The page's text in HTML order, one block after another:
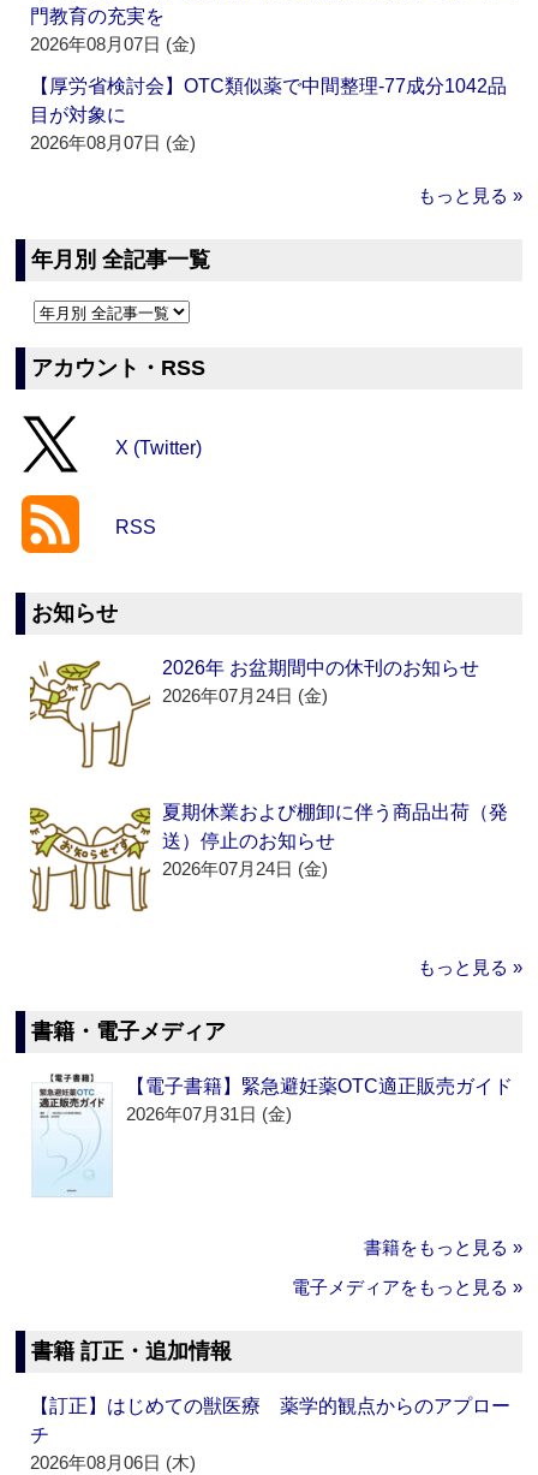
門教育の充実を
2026年08月07日 (金)
【厚労省検討会】OTC類似薬で中間整理‐77成分1042品
目が対象に
2026年08月07日 (金)
もっと見る »
年月別 全記事一覧
アカウント・RSS
X (Twitter)
RSS
お知らせ
2026年 お盆期間中の休刊のお知らせ
2026年07月24日 (金)
夏期休業および棚卸に伴う商品出荷（発
送）停止のお知らせ
2026年07月24日 (金)
もっと見る »
書籍・電子メディア
【電子書籍】緊急避妊薬OTC適正販売ガイド
2026年07月31日 (金)
書籍をもっと見る »
電子メディアをもっと見る »
書籍 訂正・追加情報
【訂正】はじめての獣医療 薬学的観点からのアプロー
チ
2026年08月06日 (木)